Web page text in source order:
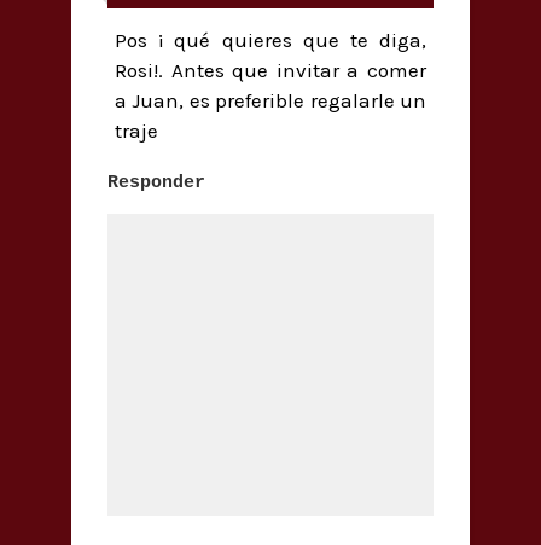
Pos ¡ qué quieres que te diga,
Rosi!. Antes que invitar a comer
a Juan, es preferible regalarle un
traje
Responder